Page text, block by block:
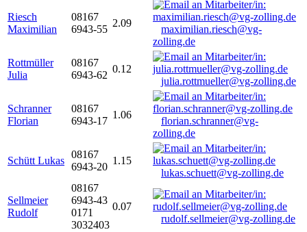
Riesch
Maximilian
08167
6943-55
2.09
maximilian.riesch@vg-
zolling.de
Rottmüller
Julia
08167
6943-62
0.12
julia.rottmueller@vg-zolling.de
Schranner
Florian
08167
6943-17
1.06
florian.schranner@vg-
zolling.de
Schütt Lukas
08167
6943-20
1.15
lukas.schuett@vg-zolling.de
Sellmeier
Rudolf
08167
6943-43
0171
3032403
0.07
rudolf.sellmeier@vg-zolling.de